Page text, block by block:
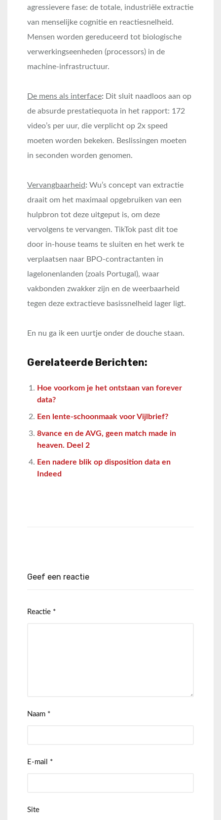
agressievere fase: de totale, industriële extractie
van menselijke cognitie en reactiesnelheid.
Mensen worden gereduceerd tot biologische
verwerkingseenheden (processors) in de
machine-infrastructuur.
De mens als interface: Dit sluit naadloos aan op
de absurde prestatiequota in het rapport: 172
video’s per uur, die verplicht op 2x speed
moeten worden bekeken. Beslissingen moeten
in seconden worden genomen.
Vervangbaarheid: Wu’s concept van extractie
draait om het maximaal opgebruiken van een
hulpbron tot deze uitgeput is, om deze
vervolgens te vervangen. TikTok past dit toe
door in-house teams te sluiten en het werk te
verplaatsen naar BPO-contractanten in
lagelonenlanden (zoals Portugal), waar
vakbonden zwakker zijn en de weerbaarheid
tegen deze extractieve basissnelheid lager ligt.
En nu ga ik een uurtje onder de douche staan.
Gerelateerde Berichten:
Hoe voorkom je het ontstaan van forever
data?
Een lente-schoonmaak voor Vijlbrief?
8vance en de AVG, geen match made in
heaven. Deel 2
Een nadere blik op disposition data en
Indeed
Geef een reactie
Reactie *
Naam *
E-mail *
Site